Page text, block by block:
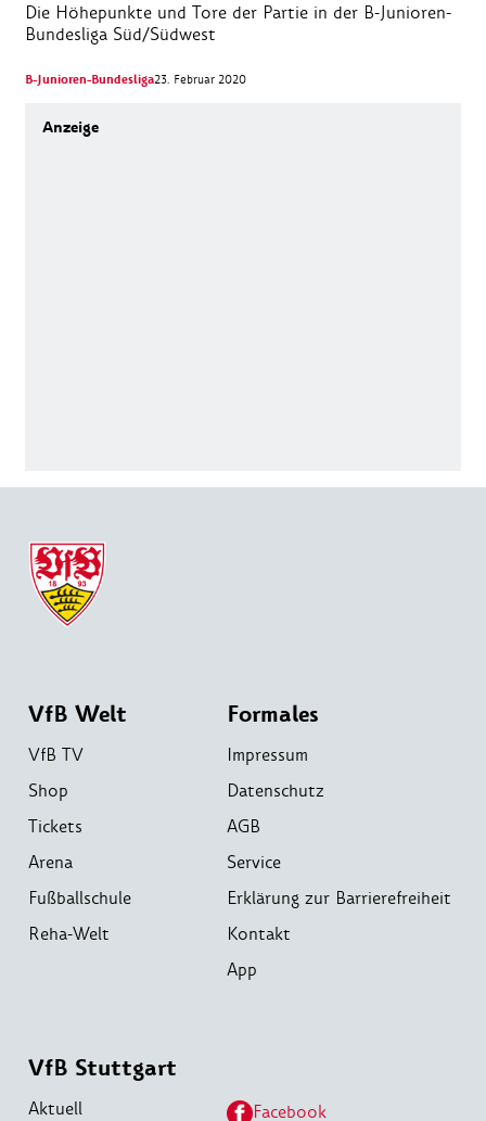
Die Höhepunkte und Tore der Partie in der B-Junioren-
Bundesliga Süd/Südwest
B-Junioren-Bundesliga23. Februar 2020
VfB Welt
VfB TV
Shop
Tickets
Arena
Fußballschule
Reha-Welt
Formales
Impressum
Datenschutz
AGB
Service
Erklärung zur Barrierefreiheit
Kontakt
App
VfB Stuttgart
Aktuell Facebook